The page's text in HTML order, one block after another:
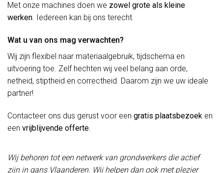
Met onze machines doen we zowel grote als kleine
werken. Iedereen kan bij ons terecht.
Wat u van ons mag verwachten?
Wij zijn flexibel naar materiaalgebruik, tijdschema en
uitvoering toe. Zelf hechten wij veel belang aan orde,
netheid, stiptheid en correctheid. Daarom zijn we uw ideale
partner!
Contacteer ons dus gerust voor een gratis plaatsbezoek en
een vrijblijvende offerte.
Wij behoren tot een netwerk van grondwerkers die actief
zijn in gans Vlaanderen. Wij helpen dan ook met plezier